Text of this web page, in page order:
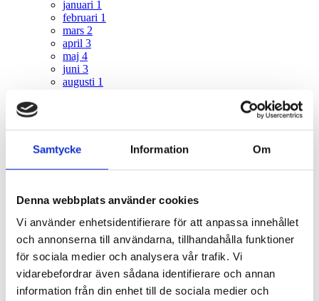
Samtycke Information Om
Denna webbplats använder cookies
Vi använder enhetsidentifierare för att anpassa innehållet
och annonserna till användarna, tillhandahålla funktioner
för sociala medier och analysera vår trafik. Vi
vidarebefordrar även sådana identifierare och annan
information från din enhet till de sociala medier och
januari 1
februari 1
mars 2
april 3
maj 4
juni 3
augusti 1
december1
202129
februari
mars5
april6
juni4
augusti2
oktober1
november
december1